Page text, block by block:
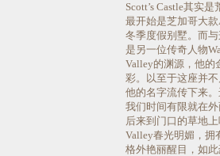
Scott’s Castle其实
最开始是芝加哥大
冬季度假别墅。而
是另一位传奇人物
Valley的渊源，他的
彩。以至于这座并
他的名字流传下来
我们时间有限就在
后来到门口的草地
Valley春光明媚，拥
格外艳丽醒目，如